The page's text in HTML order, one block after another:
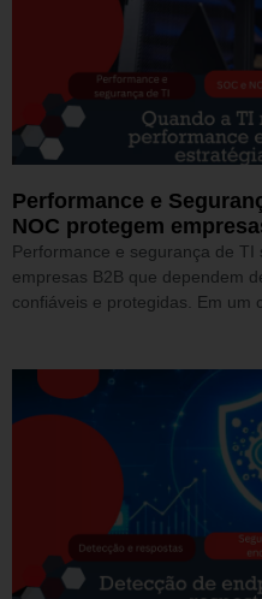
Performance e
NOC protegem
Performance e segurança de
empresas B2B que dependem
confiáveis e protegidas. Em um